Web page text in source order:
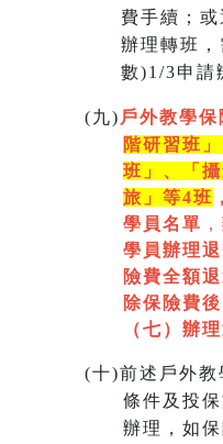
費手續；
辦理轉班
數)1/3申請
(九) 戶外教學保
階研習班
班」、「
旅」等4班
學員名單 ，
學員辦理
險費全額
除保險費
（七）辦
(十)前述戶外教
條件及投
辦理，如